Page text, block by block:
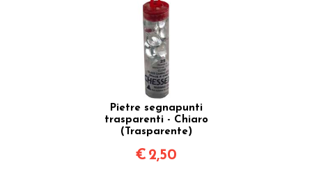
Pietre segnapunti
trasparenti - Chiaro
(Trasparente)
€ 2,50